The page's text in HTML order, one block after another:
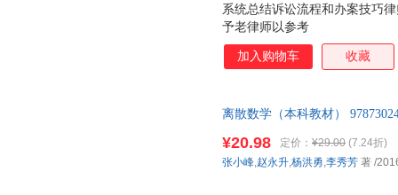
系统总结诉讼流程和办案技巧
予老律师以参考
加入购物车 收藏
离散数学（本科教材）
¥20.98 定价： ¥29.00 (7.24折)
张小峰,赵永升,杨洪勇,李秀芳 著 /